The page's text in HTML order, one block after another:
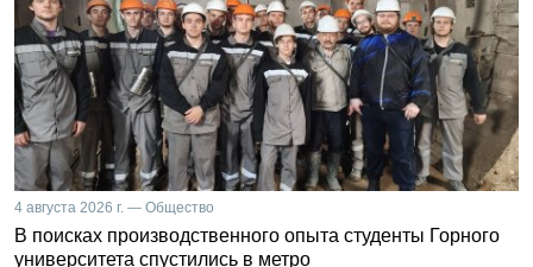
4 августа 2026 г. — Общество
В поисках производственного опыта студенты Горного
университета спустились в метро